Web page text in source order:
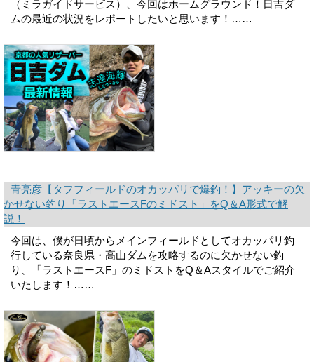
（ミラガイドサービス）、今回はホームグラウンド！日吉ダ
ムの最近の状況をレポートしたいと思います！……
青亮彦【タフフィールドのオカッパリで爆釣！】アッキーの欠
かせない釣り「ラストエースFのミドスト」をQ＆A形式で解
説！
今回は、僕が日頃からメインフィールドとしてオカッパリ釣
行している奈良県・高山ダムを攻略するのに欠かせない釣
り、「ラストエースF」のミドストをQ＆Aスタイルでご紹介
いたします！……